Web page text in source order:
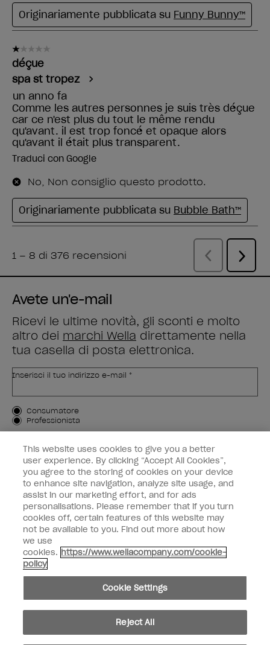
Avete un'e-mail
Ricevi le ultime novità, gli sconti e molto
altro dei marchi Wella direttamente nella
tua casella di posta elettronica.
Inserisci il tuo indirizzo e-mail *
Tipo di cliente
Consumatore
Professionista
ISCRIVIMI
Informazioni per i clienti
OPI & voi
instagramfacebook
Copyright 2026, Wella Operations US LLC. Tutti i diritti riservati.
This website uses cookies to give you a better
user experience. By clicking “Accept All Cookies”,
you agree to the storing of cookies on your device
to enhance site navigation, analyze site usage, and
assist in our marketing effort, and for ads
personalisations. Please remember that if you turn
cookies off, certain features of this website may
not be available to you. Find out more about how
we use
cookies. https://www.wellacompany.com/cookie-
policy
Cookie Settings
Reject All